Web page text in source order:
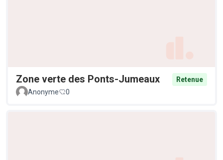
Zone verte des Ponts-Jumeaux
Retenue
Anonyme
0